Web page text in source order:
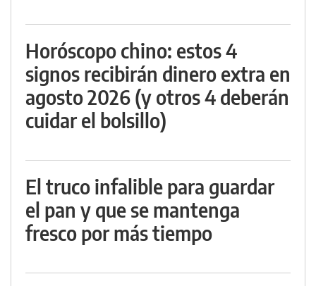
Horóscopo chino: estos 4
signos recibirán dinero extra en
agosto 2026 (y otros 4 deberán
cuidar el bolsillo)
El truco infalible para guardar
el pan y que se mantenga
fresco por más tiempo